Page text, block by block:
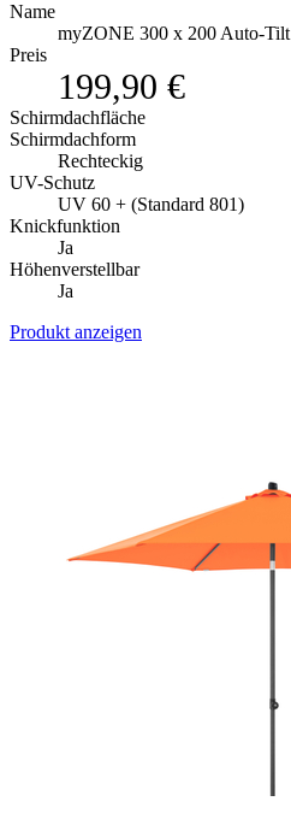
Name
myZONE 300 x 200 Auto-Tilt
Preis
199,90 €
Schirmdachfläche
Schirmdachform
Rechteckig
UV-Schutz
UV 60 + (Standard 801)
Knickfunktion
Ja
Höhenverstellbar
Ja
Produkt anzeigen